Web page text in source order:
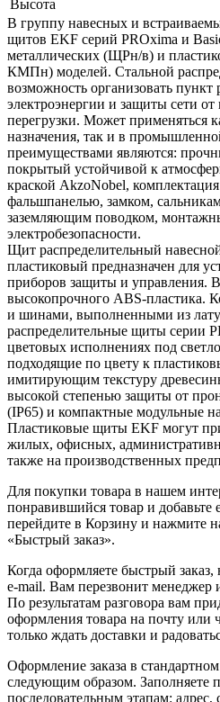
Высота
В группу навесных и
щитов EKF серий PROxima и
металлических (ЩРн/в) и
КМПн) моделей. Стальной
возможность организовать пункт
электроэнергии и защиты сети
перегрузки. Может применяться
назначения, так и в
преимуществами являются:
покрытый устойчивой к
краской AkzoNobel,
фальшпанелью, замком,
заземляющим поводком,
электробезопасности.
Щит распределительный
пластиковый предназначен для
приборов защиты и управления.
высокопрочного ABS-пластика.
и шинами, выполненными из
распределительные щиты серии
цветовых исполнениях под
подходящие по цвету к
имитирующим текстуру
высокой степенью защиты от
(IP65) и компактные модульные
Пластиковые щиты EKF могут
жилых, офисных,
также на производственных
Для покупки товара в нашем
понравившийся товар и добавьте
перейдите в Корзину и нажмите
«Быстрый заказ».
Когда оформляете быстрый
e-mail. Вам перезвонит менеджер
По результатам разговора вам
оформления товара на почту или
только ждать доставки и
Оформление заказа в
следующим образом. Заполняете
последовательным этапам: адрес,